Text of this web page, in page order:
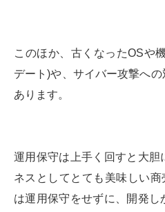
このほか、古くなったOSや
デート)や、サイバー攻撃へ
あります。
運用保守は上手く回すと大胆
ネスとしてとても美味しい
は運用保守をせずに、開発し